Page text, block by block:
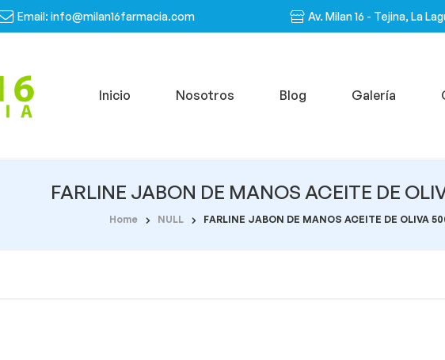
Email: info@milan16farmacia.com Av. Milan 16 - Tejina, La
Inicio Nosotros Blog Galería
FARLINE JABON DE MANOS ACEITE DE
Home NULL FARLINE JABON DE MANOS ACEITE DE OLIVA